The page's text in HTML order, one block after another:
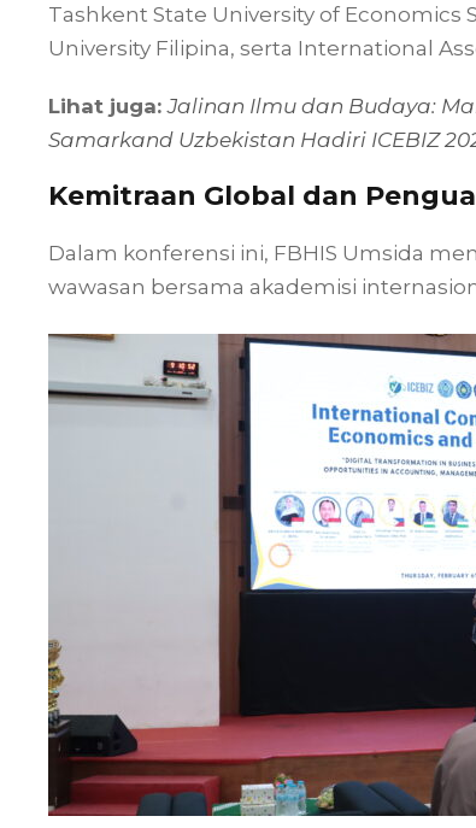
Tashkent State University of Economics
University Filipina, serta International
Lihat juga:Jalinan Ilmu dan Budaya:
Samarkand Uzbekistan Hadiri ICEBIZ
Kemitraan Global dan
Dalam konferensi ini, FBHIS Umsida
wawasan bersama akademisi